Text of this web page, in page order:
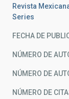
Revista
Series
FECHA DE
NÚMERO DE
NÚMERO DE
NÚMERO DE